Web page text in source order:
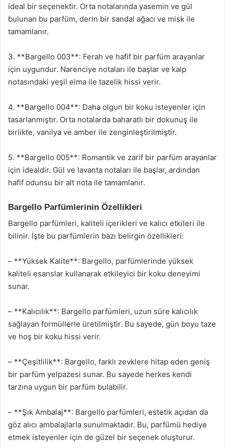
ideal bir seçenektir. Orta notalarında yasemin ve gül
bulunan bu parfüm, derin bir sandal ağacı ve misk ile
tamamlanır.
3. **Bargello 003**: Ferah ve hafif bir parfüm arayanlar
için uygundur. Narenciye notaları ile başlar ve kalp
notasındaki yeşil elma ile tazelik hissi verir.
4. **Bargello 004**: Daha olgun bir koku isteyenler için
tasarlanmıştır. Orta notalarda baharatlı bir dokunuş ile
birlikte, vanilya ve amber ile zenginleştirilmiştir.
5. **Bargello 005**: Romantik ve zarif bir parfüm arayanlar
için idealdir. Gül ve lavanta notaları ile başlar, ardından
hafif odunsu bir alt nota ile tamamlanır.
Bargello Parfümlerinin Özellikleri
Bargello parfümleri, kaliteli içerikleri ve kalıcı etkileri ile
bilinir. İşte bu parfümlerin bazı belirgin özellikleri:
– **Yüksek Kalite**: Bargello, parfümlerinde yüksek
kaliteli esanslar kullanarak etkileyici bir koku deneyimi
sunar.
– **Kalıcılık**: Bargello parfümleri, uzun süre kalıcılık
sağlayan formüllerle üretilmiştir. Bu sayede, gün boyu taze
ve hoş bir koku hissi verir.
– **Çeşitlilik**: Bargello, farklı zevklere hitap eden geniş
bir parfüm yelpazesi sunar. Bu sayede herkes kendi
tarzına uygun bir parfüm bulabilir.
– **Şık Ambalaj**: Bargello parfümleri, estetik açıdan da
göz alıcı ambalajlarla sunulmaktadır. Bu, parfümü hediye
etmek isteyenler için de güzel bir seçenek oluşturur.